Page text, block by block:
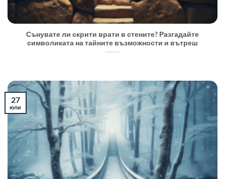
Сънувате ли скрити врати в стените? Разгадайте
символиката на тайните възможности и вътреш
27
юли